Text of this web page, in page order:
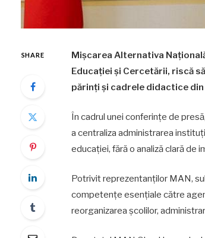
SHARE
Mișcarea Alternativa
Educației și Cercetării, riscă
părinți și cadrele didactice
În cadrul unei conferințe de
a centraliza administrarea
educației, fără o analiză clară de
Potrivit reprezentanților MAN,
competențe esențiale către
reorganizarea școlilor,